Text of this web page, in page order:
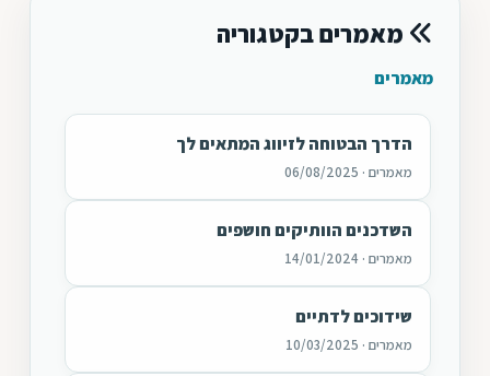
מאמרים בקטגוריה
מאמרים
הדרך הבטוחה לזיווג המתאים לך
מאמרים · 06/08/2025
השדכנים הוותיקים חושפים
מאמרים · 14/01/2024
שידוכים לדתיים
מאמרים · 10/03/2025